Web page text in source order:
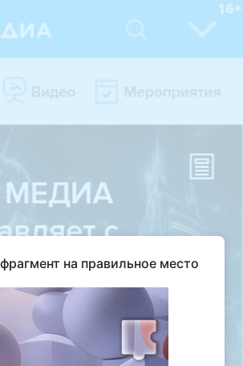
на правильное место